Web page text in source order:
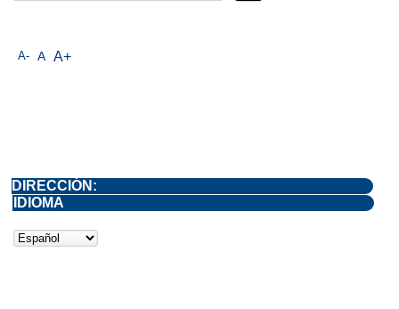
A- A A+
DIRECCIÓN:
IDIOMA